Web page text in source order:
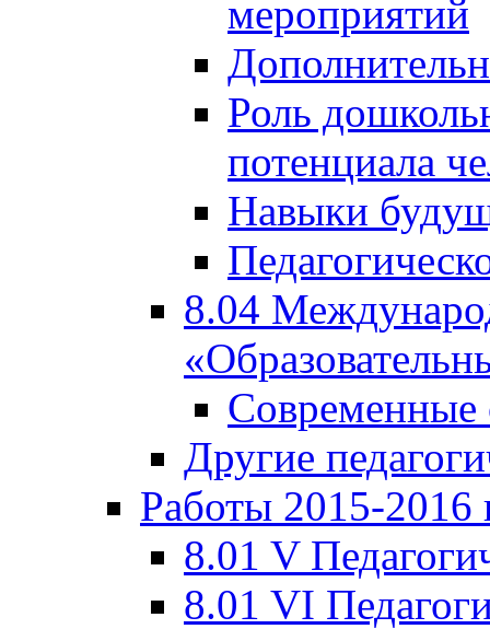
мероприятий
Роль
потенциала
Навыки
8.04
Современные
Другие
Работы 2015-2016
8.01 V
8.01 VI